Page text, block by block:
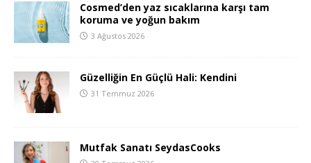
Cosmed’den yaz sıcaklarına karşı tam
koruma ve yoğun bakım
3 Ağustos 2026
Güzelliğin En Güçlü Hali: Kendini
31 Temmuz 2026
Mutfak Sanatı SeydasCooks